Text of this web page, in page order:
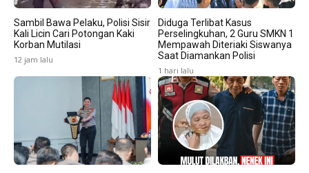
Sambil Bawa Pelaku, Polisi Sisir
Kali Licin Cari Potongan Kaki
Korban Mutilasi
12 jam lalu
Diduga Terlibat Kasus
Perselingkuhan, 2 Guru SMKN 1
Mempawah Diteriaki Siswanya
Saat Diamankan Polisi
1 hari lalu